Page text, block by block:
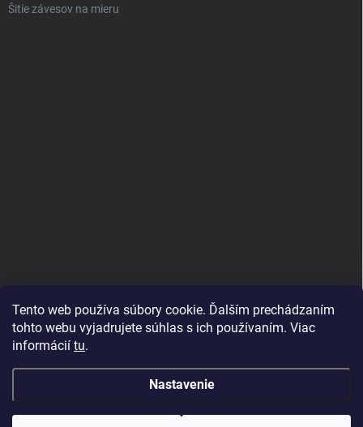
Tento web používa súbory cookie. Ďalším prechádzaním
tohto webu vyjadrujete súhlas s ich používaním. Viac
informácií tu.
Nastavenie
Šitie závesov na mieru